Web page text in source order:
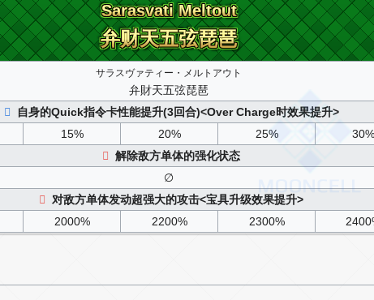
Sarasvati Meltout
Sarasvati Meltout
弁财天五弦琵琶
弁财天五弦琵琶
サラスヴァティー・メルトアウト
弁財天五弦琵琶
自身的Quick指令卡性能提升(3回合)<Over Charge时效果提升>
15% 20% 25%
30%
解除敌方单体的强化状态
∅
对敌方单体发动超强大的攻击<宝具升级效果提升>
2000% 2200% 2300%